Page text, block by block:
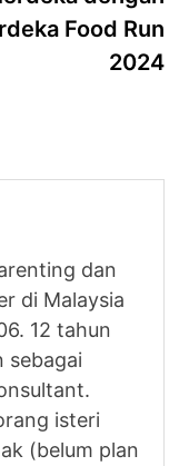
Food Run
2024
dan
di Malaysia
12 tahun
sebagai
isteri
(belum plan